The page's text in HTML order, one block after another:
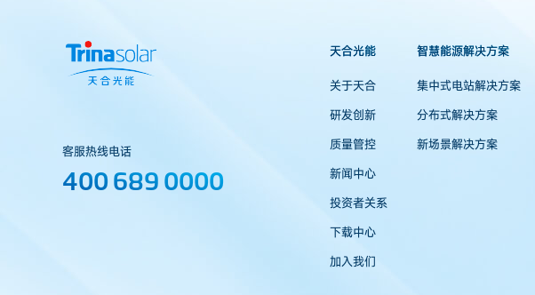
客服热线电话
400 689 0000
天合光能
关于天合
研发创新
质量管控
新闻中心
投资者关系
下载中心
加入我们
智慧能源解决方案
集中式电站解决方案
分布式解决方案
新场景解决方案